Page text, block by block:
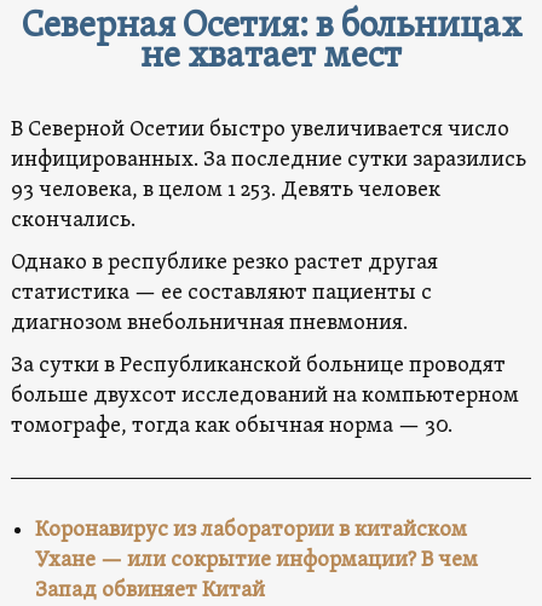
Северная Осетия: в больницах
не хватает мест
В Северной Осетии быстро увеличивается число
инфицированных. За последние сутки заразились
93 человека, в целом 1 253. Девять человек
скончались.
Однако в республике резко растет другая
статистика — ее составляют пациенты с
диагнозом внебольничная пневмония.
За сутки в Республиканской больнице проводят
больше двухсот исследований на компьютерном
томографе, тогда как обычная норма — 30.
Коронавирус из лаборатории в китайском
Ухане — или сокрытие информации? В чем
Запад обвиняет Китай